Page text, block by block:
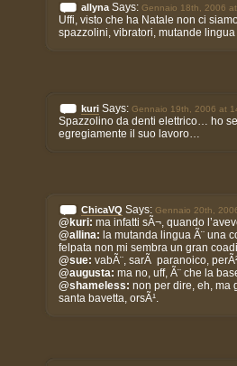
allynaSays: Gennaio 18th, 2006
Uffi, visto che ha Natale non ci
spazzolini, vibratori, mutande
kuri Says: Gennaio 19th, 2006 at
Spazzolino da denti elettrico… ho
egregiamente il suo lavoro…
ChicaVQ Says: Gennaio 20th,
@kuri: ma infatti sÃ¬, quando
@allina: la mutanda lingua Ã¨ una
felpata non mi sembra un gran
@sue: vabÃ¨, sarÃ paranoico,
@augusta: ma no, uff, Ã¨ che la
@shameless: non per dire, eh, ma
santa bavetta, orsÃ¹.